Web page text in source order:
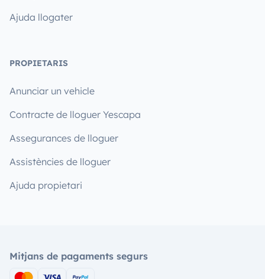
Ajuda llogater
PROPIETARIS
Anunciar un vehicle
Contracte de lloguer Yescapa
Assegurances de lloguer
Assistències de lloguer
Ajuda propietari
Mitjans de pagaments segurs